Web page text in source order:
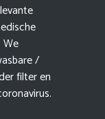
/
filter en